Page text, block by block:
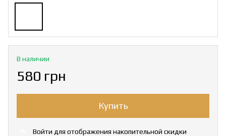
В наличии
580 грн
Купить
Войти для отображения накопительной скидки